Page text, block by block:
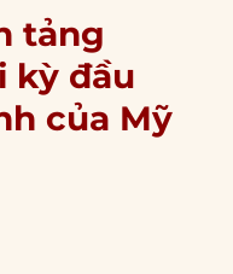
tảng
kỳ đầu
của Mỹ